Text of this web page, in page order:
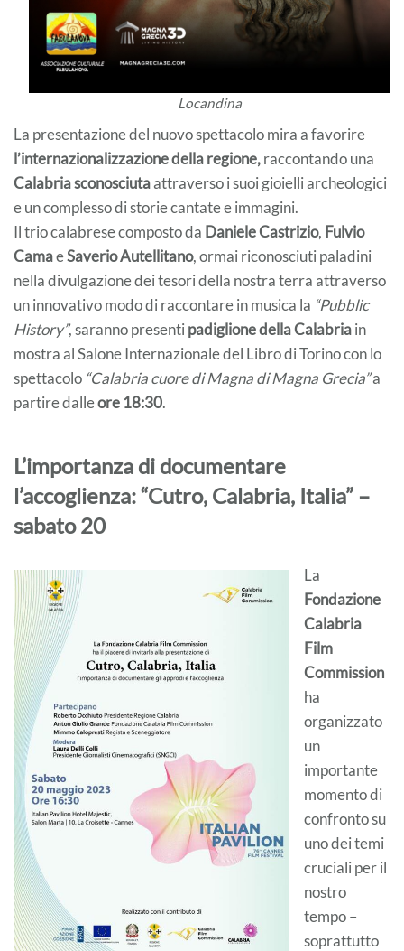
Locandina
La presentazione del nuovo spettacolo mira a favorire
l’internazionalizzazione della regione,raccontando una
Calabria sconosciutaattraverso i suoi gioielli archeologici
e un complesso di storie cantate e immagini.
Il trio calabrese composto da Daniele Castrizio, Fulvio
CamaeSaverio Autellitano, ormai riconosciuti paladini
nella divulgazione dei tesori della nostra terra attraverso
un innovativo modo di raccontare in musica la “Pubblic
History”, saranno presenti padiglione della Calabriain
mostra al Salone Internazionale del Libro di Torino con lo
spettacolo “Calabria cuore di Magna di Magna Grecia”a
partire dalleore 18:30.
L’importanza di documentare
l’accoglienza: “Cutro, Calabria, Italia” –
sabato 20
La
Fondazione
Calabria
Film
Commission
ha
organizzato
un
importante
momento di
confronto su
uno dei temi
cruciali per il
nostro
tempo –
soprattutto